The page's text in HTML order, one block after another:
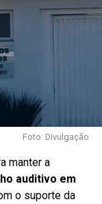
Foto: Divulgação
manter a
auditivo em
o suporte da